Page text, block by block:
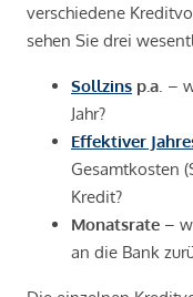
verschiedene
sehen Sie drei
Sollzins p.a . –
Jahr?
Effektiver
Gesamtkosten
Kredit?
Monatsrate –
an die Bank